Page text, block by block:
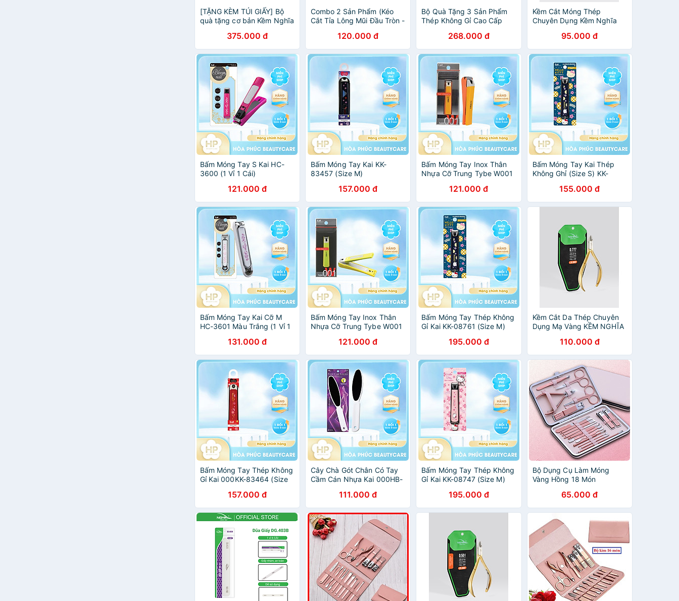
[TẶNG KÈM TÚI GIẤY] Bộ
quà tặng cơ bản Kềm Nghĩa
375.000 đ
Combo 2 Sản Phẩm (Kéo
Cắt Tỉa Lông Mũi Đầu Tròn -
CB.2-002120.000 đ
Bộ Quà Tặng 3 Sản Phẩm
Thép Không Gỉ Cao Cấp
Xám (Không Kềm)
268.000 đ
Kềm Cắt Móng Thép
Chuyên Dụng Kềm Nghĩa
95.000 đ
Bấm Móng Tay S Kai HC-
3600 (1 Vỉ 1 Cái)
121.000 đ
Bấm Móng Tay Kai KK-
83457 (Size M)
157.000 đ
Bấm Móng Tay Inox Thân
Nhựa Cỡ Trung Tybe W001
(Màu cam)121.000 đ
Bấm Móng Tay Kai Thép
Không Ghỉ (Size S) KK-
155.000 đ
Bấm Móng Tay Kai Cỡ M
HC-3601 Màu Trắng (1 Vỉ 1
131.000 đ
Bấm Móng Tay Inox Thân
Nhựa Cỡ Trung Tybe W001
(Màu Xanh)121.000 đ
Bấm Móng Tay Thép Không
Gỉ Kai KK-08761 (Size M)
195.000 đ
Kềm Cắt Da Thép Chuyên
Dụng Mạ Vàng KỀM NGHĨA
110.000 đ
Bấm Móng Tay Thép Không
Gỉ Kai 000KK-83464 (Size
157.000 đ
Cây Chà Gót Chân Có Tay
Cầm Cán Nhựa Kai 000HB-
111.000 đ
Bấm Móng Tay Thép Không
Gỉ Kai KK-08747 (Size M)
195.000 đ
Bộ Dụng Cụ Làm Móng
Vàng Hồng 18 Món
65.000 đ